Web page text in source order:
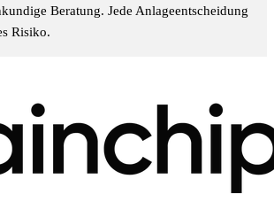
Beratung. Jede Anlageentscheidung
Risiko.